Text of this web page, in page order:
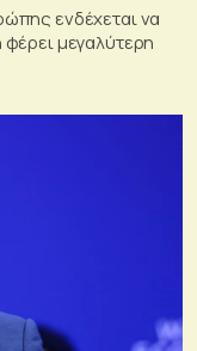
ενδέχεται να
μεγαλύτερη